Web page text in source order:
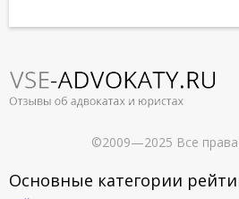
©2009—2025 Все
Основные категории